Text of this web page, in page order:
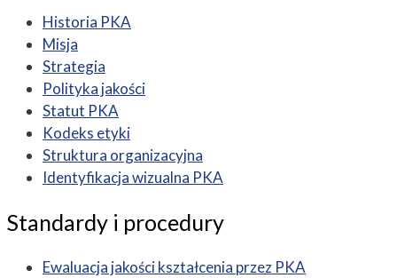
Historia PKA
Misja
Strategia
Polityka jakości
Statut PKA
Kodeks etyki
Struktura organizacyjna
Identyfikacja wizualna PKA
Standardy i procedury
Ewaluacja jakości kształcenia przez PKA